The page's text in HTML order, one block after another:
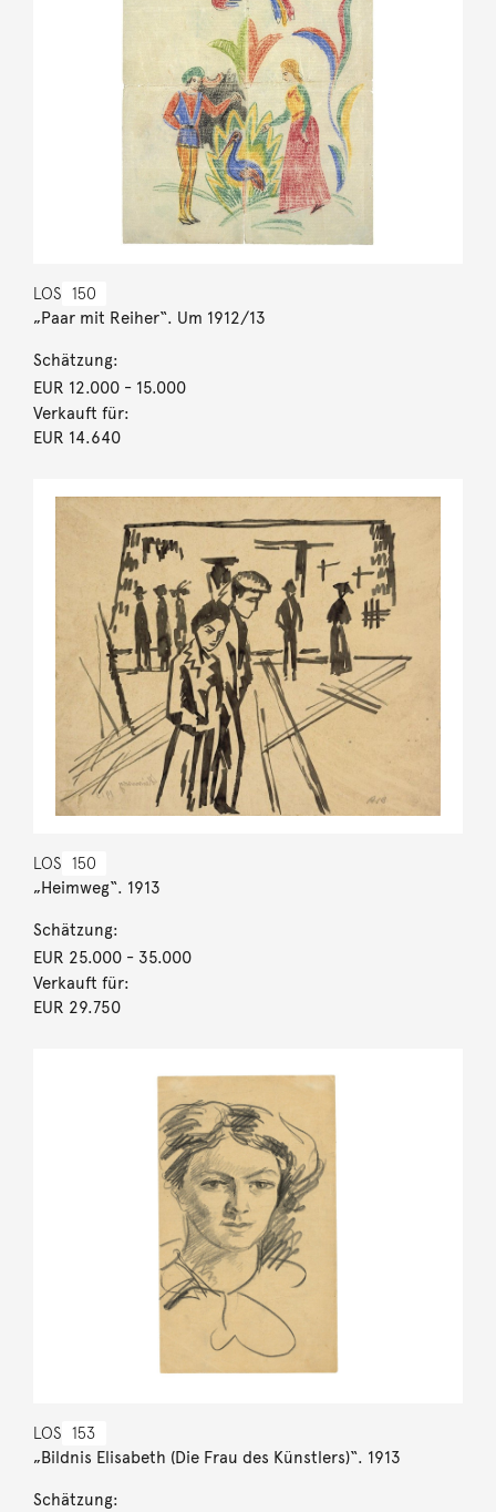
LOS 150
„Paar mit Reiher“. Um 1912/13
Schätzung:
EUR 12.000- 15.000
Verkauft für:
EUR 14.640
LOS 150
„Heimweg“. 1913
Schätzung:
EUR 25.000- 35.000
Verkauft für:
EUR 29.750
LOS 153
„Bildnis Elisabeth (Die Frau des Künstlers)“. 1913
Schätzung: